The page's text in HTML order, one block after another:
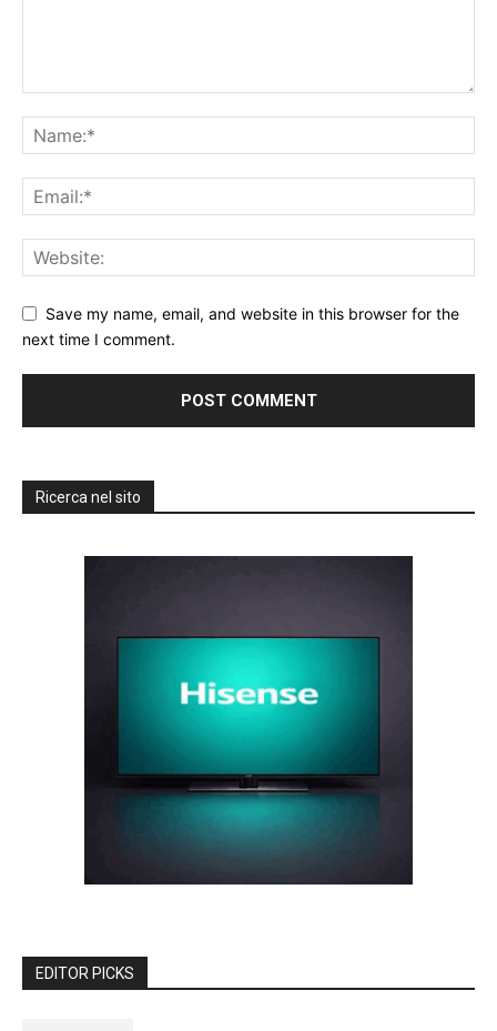
Save my name, email, and website in this browser for the
next time I comment.
Ricerca nel sito
EDITOR PICKS